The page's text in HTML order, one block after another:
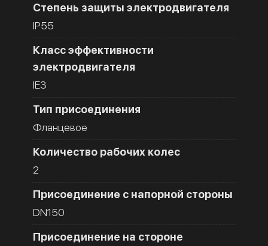
Степень защиты электродвигателя
IP55
Класс эффективности
электродвигателя
IE3
Тип присоединения
Фланцевое
Количество рабочих колес
2
Присоединение с напорной стороны
DN150
Присоединение на стороне